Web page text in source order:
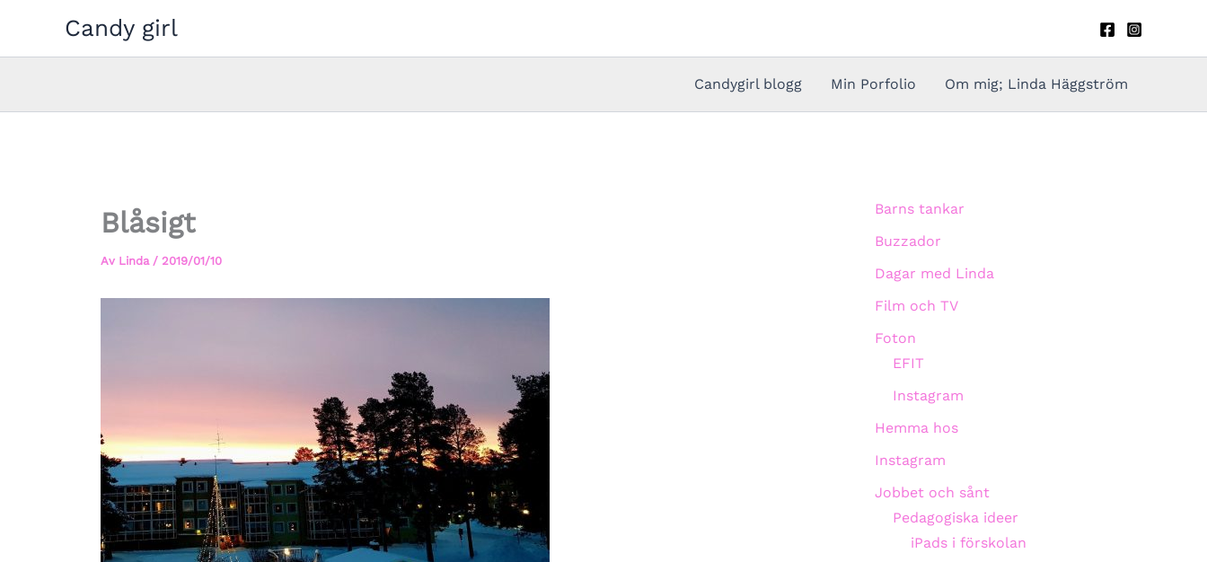
innehåll
Candy girl
Candygirl blogg Min Porfolio Om mig; Linda Häggström
Blåsigt
Av Linda / 2019/01/10
Barns tankar
Buzzador
Dagar med Linda
Film och TV
Foton
EFIT
Instagram
Hemma hos
Instagram
Jobbet och sånt
Pedagogiska ideer
iPads i förskolan